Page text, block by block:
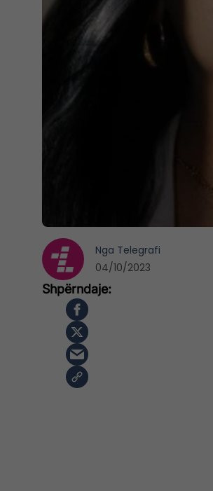
Nga Telegrafi
04/10/2023